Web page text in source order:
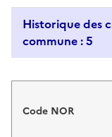
Historique des
commune : 5
Code NOR